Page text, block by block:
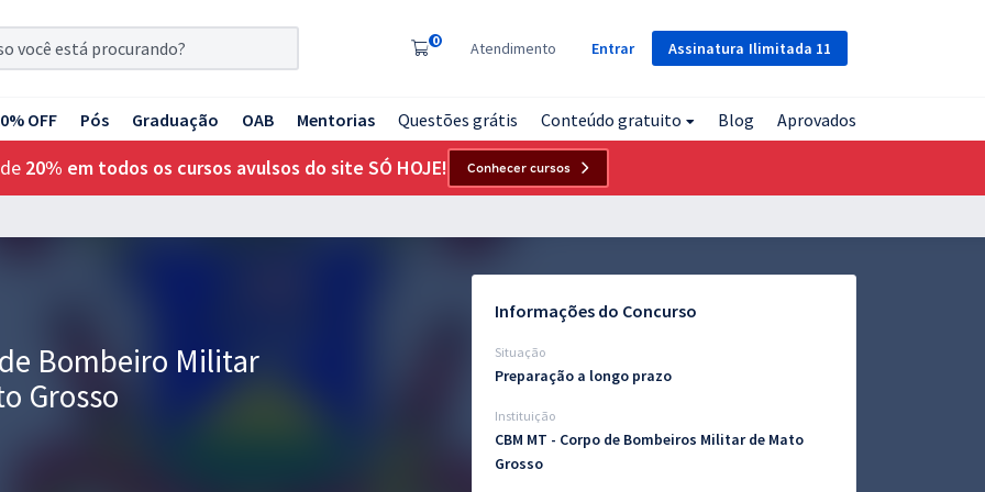
Assinatura Ilimitada 11
0 Atendimento Entrar
OFF Pós Graduação OAB Mentorias Questões grátis Conteúdo gratuito Blog Aprovados
20% em todos os cursos avulsos do site SÓ HOJE! Conhecer cursos
Bombeiro Militar
Grosso
Informações do Concurso
Situação
Preparação a longo prazo
Instituição
CBM MT - Corpo de Bombeiros Militar de Mato
Grosso